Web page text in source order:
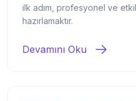
ilk adım, profesyonel ve
hazırlamaktır.
Devamını Oku